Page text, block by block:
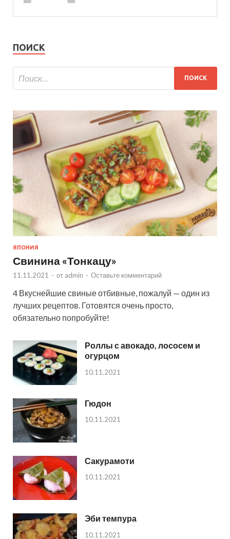
ПОИСК
ЯПОНИЯ
Свинина «Тонкацу»
11.11.2021 - от admin - Оставьте комментарий
4 Вкуснейшие свиные отбивные, пожалуй — один из
лучших рецептов. Готовятся очень просто,
обязательно попробуйте!
Роллы с авокадо, лососем и
огурцом
10.11.2021
Гюдон
10.11.2021
Сакурамоти
10.11.2021
Эби темпура
10.11.2021